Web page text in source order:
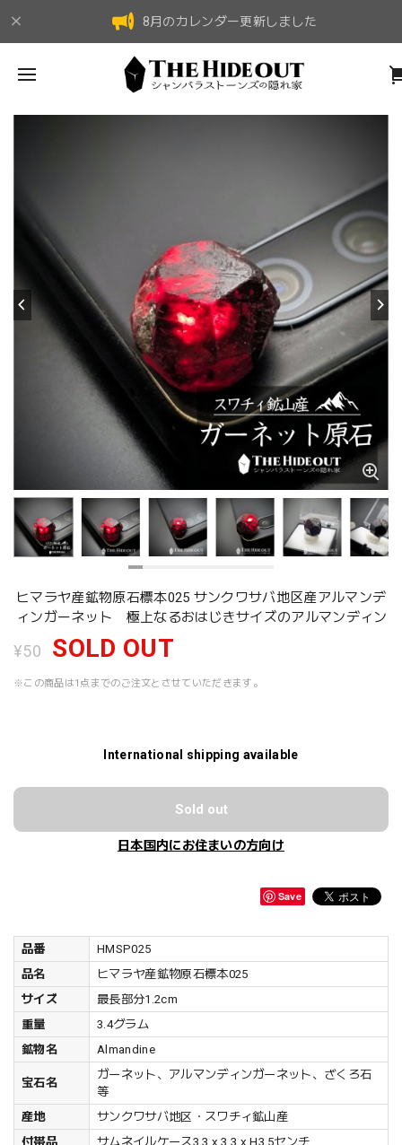
8月のカレンダー更新しました
ヒマラヤ産鉱物原石標本025 サンクワサバ地区産アルマンデ
ィンガーネット 極上なるおはじきサイズのアルマンディン
¥50 SOLD OUT
※この商品は1点までのご注文とさせていただきます。
International shipping available
Sold out
日本国内にお住まいの方向け
Save
品番
HMSP025
品名
ヒマラヤ産鉱物原石標本025
サイズ
最長部分1.2cm
重量
3.4グラム
鉱物名
Almandine
宝石名
ガーネット、アルマンディンガーネット、ざくろ石
等
産地
サンクワサバ地区・スワチィ鉱山産
付帯品
サムネイルケース3.3 x 3.3 x H3.5センチ